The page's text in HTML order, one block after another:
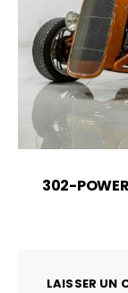
302-
LAISSER UN